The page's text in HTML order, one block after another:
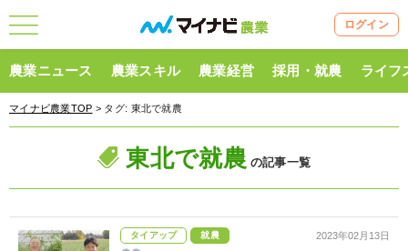
ログイン
農業ニュース 農業スキル 農業経営 採用・就農 ライフ
マイナビ農業TOP > タグ: 東北で就農
東北で就農 の記事一覧
タイアップ 就農 2023年02月13日